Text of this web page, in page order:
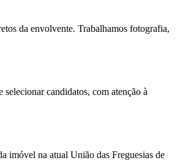
da envolvente. Trabalhamos fotografia,
candidatos, com atenção à
imóvel na atual União das Freguesias de